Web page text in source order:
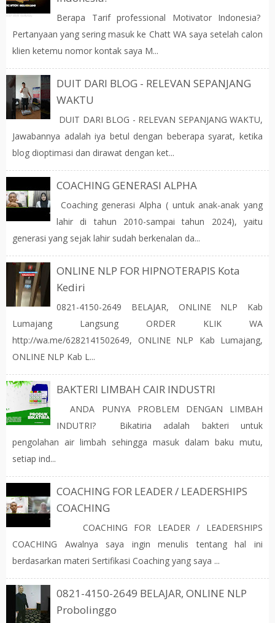
Berapa Tarif professional Motivator Indonesia?
Pertanyaan yang sering masuk ke Chatt WA saya setelah calon
klien ketemu nomor kontak saya M...
DUIT DARI BLOG - RELEVAN SEPANJANG
WAKTU
DUIT DARI BLOG - RELEVAN SEPANJANG WAKTU,
Jawabannya adalah iya betul dengan beberapa syarat, ketika
blog dioptimasi dan dirawat dengan ket...
COACHING GENERASI ALPHA
Coaching generasi Alpha ( untuk anak-anak yang
lahir di tahun 2010-sampai tahun 2024), yaitu
generasi yang sejak lahir sudah berkenalan da...
ONLINE NLP FOR HIPNOTERAPIS Kota
Kediri
0821-4150-2649 BELAJAR, ONLINE NLP Kab
Lumajang Langsung ORDER KLIK WA
http://wa.me/6282141502649, ONLINE NLP Kab Lumajang,
ONLINE NLP Kab L...
BAKTERI LIMBAH CAIR INDUSTRI
ANDA PUNYA PROBLEM DENGAN LIMBAH
INDUTRI? Bikatiria adalah bakteri untuk
pengolahan air limbah sehingga masuk dalam baku mutu,
setiap ind...
COACHING FOR LEADER / LEADERSHIPS
COACHING
COACHING FOR LEADER / LEADERSHIPS
COACHING Awalnya saya ingin menulis tentang hal ini
berdasarkan materi Sertifikasi Coaching yang saya ...
0821-4150-2649 BELAJAR, ONLINE NLP
Probolinggo